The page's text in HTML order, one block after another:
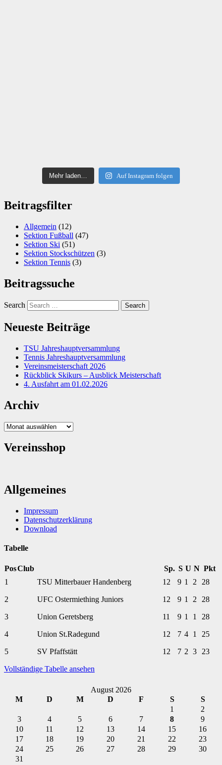
Mehr laden… Auf Instagram folgen
Beitragsfilter
Allgemein (12)
Sektion Fußball (47)
Sektion Ski (51)
Sektion Stockschützen (3)
Sektion Tennis (3)
Beitragssuche
Search
Neueste Beiträge
TSU Jahreshauptversammlung
Tennis Jahreshauptversammlung
Vereinsmeisterschaft 2026
Rückblick Skikurs – Ausblick Meisterschaft
4. Ausfahrt am 01.02.2026
Archiv
Archiv
Vereinsshop
Allgemeines
Impressum
Datenschutzerklärung
Download
Tabelle
PosClub Sp. S U N Pkt
1
TSU Mitterbauer Handenberg 12 9 1 2 28
2 UFC Ostermiething Juniors 12 9 1 2 28
3 Union Geretsberg 11 9 1 1 28
4 Union St.Radegund 12 7 4 1 25
5 SV Pfaffstätt 12 7 2 3 23
Vollständige Tabelle ansehen
August 2026
M
D M D F S
S
1
2
3
4 5 6 7 8
9
10
11 12 13 14 15
16
17
18 19 20 21 22
23
24
25 26 27 28 29
30
31